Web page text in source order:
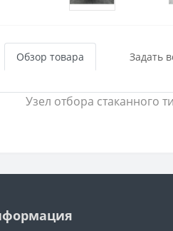
Обзор товара Задать
Узел отбора стаканного